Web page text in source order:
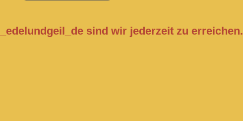
sind wir jederzeit zu erreichen.